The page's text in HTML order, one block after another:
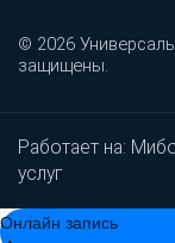
© 2026
защищены.
Работает на:
услуг